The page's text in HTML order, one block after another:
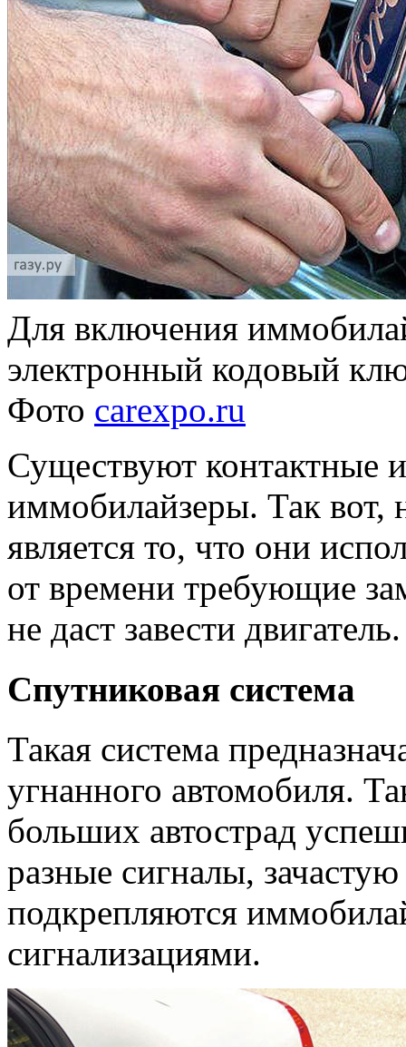
Для включения
электронный кодовый
Фото carexpo.ru
Существуют контактные
иммобилайзеры. Так вот,
является то, что они
от времени требующие
не даст завести двигатель.
Спутниковая система
Такая система
угнанного автомобиля.
больших автострад
разные сигналы,
подкрепляются
сигнализациями.